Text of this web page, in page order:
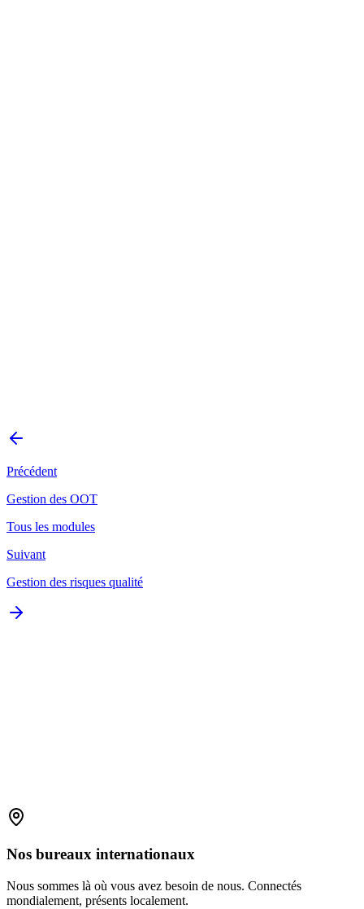
Précédent
Gestion des OOT
Tous les modules
Suivant
Gestion des risques qualité
Nos bureaux internationaux
Nous sommes là où vous avez besoin de nous. Connectés
mondialement, présents localement.